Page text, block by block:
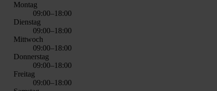
Mon­tag
09:00–18:00
Diens­tag
09:00–18:00
Mitt­woch
09:00–18:00
Don­ners­tag
09:00–18:00
Frei­tag
09:00–18:00